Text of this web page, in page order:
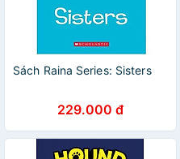
Sách Raina Series: Sisters
229.000 đ